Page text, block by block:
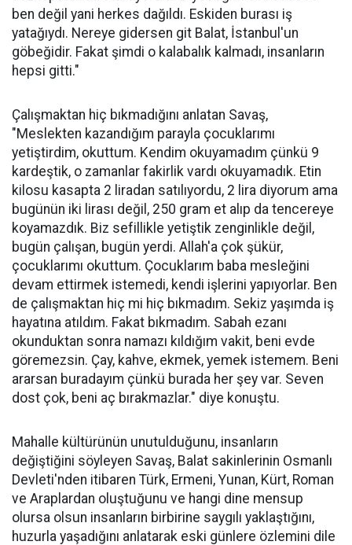
ben değil yani herkes dağıldı. Eskiden burası iş
yatağıydı. Nereye gidersen git Balat, İstanbul'un
göbeğidir. Fakat şimdi o kalabalık kalmadı, insanların
hepsi gitti."
Çalışmaktan hiç bıkmadığını anlatan Savaş,
"Meslekten kazandığım parayla çocuklarımı
yetiştirdim, okuttum. Kendim okuyamadım çünkü 9
kardeştik, o zamanlar fakirlik vardı okuyamadık. Etin
kilosu kasapta 2 liradan satılıyordu, 2 lira diyorum ama
bugünün iki lirası değil, 250 gram et alıp da tencereye
koyamazdık. Biz sefillikle yetiştik zenginlikle değil,
bugün çalışan, bugün yerdi. Allah'a çok şükür,
çocuklarımı okuttum. Çocuklarım baba mesleğini
devam ettirmek istemedi, kendi işlerini yapıyorlar. Ben
de çalışmaktan hiç mi hiç bıkmadım. Sekiz yaşımda iş
hayatına atıldım. Fakat bıkmadım. Sabah ezanı
okunduktan sonra namazı kıldığım vakit, beni evde
göremezsin. Çay, kahve, ekmek, yemek istemem. Beni
ararsan buradayım çünkü burada her şey var. Seven
dost çok, beni aç bırakmazlar." diye konuştu.
Mahalle kültürünün unutulduğunu, insanların
değiştiğini söyleyen Savaş, Balat sakinlerinin Osmanlı
Devleti'nden itibaren Türk, Ermeni, Yunan, Kürt, Roman
ve Araplardan oluştuğunu ve hangi dine mensup
olursa olsun insanların birbirine saygılı yaklaştığını,
huzurla yaşadığını anlatarak eski günlere özlemini dile